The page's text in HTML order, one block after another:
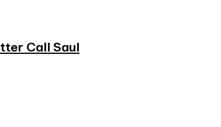
Call Saul